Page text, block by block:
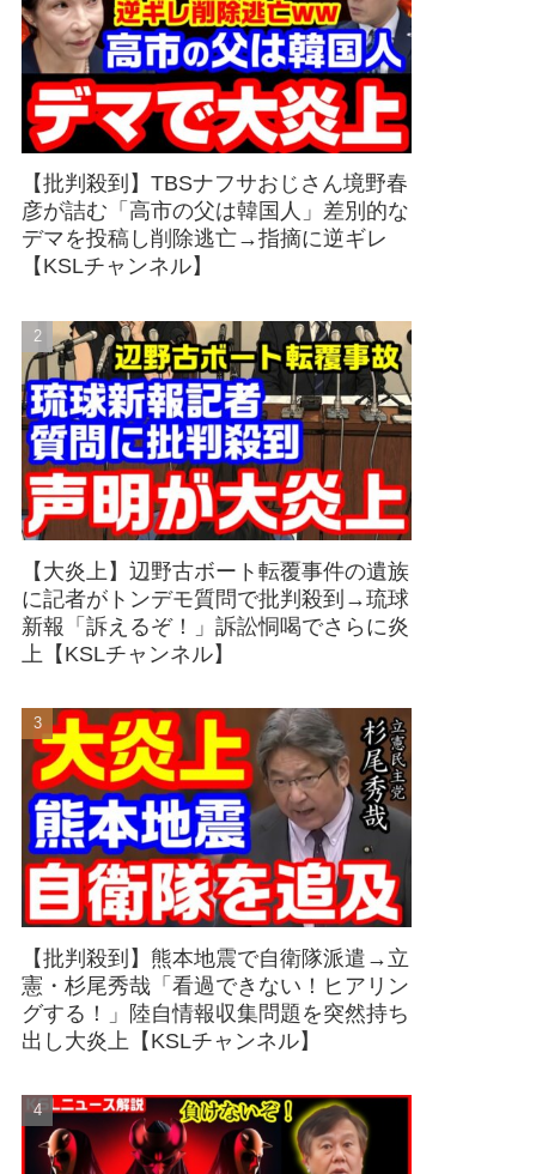
【批判殺到】TBSナフサおじさん境野春
彦が詰む「高市の父は韓国人」差別的な
デマを投稿し削除逃亡→指摘に逆ギレ
【KSLチャンネル】
【大炎上】辺野古ボート転覆事件の遺族
に記者がトンデモ質問で批判殺到→琉球
新報「訴えるぞ！」訴訟恫喝でさらに炎
上【KSLチャンネル】
【批判殺到】熊本地震で自衛隊派遣→立
憲・杉尾秀哉「看過できない！ヒアリン
グする！」陸自情報収集問題を突然持ち
出し大炎上【KSLチャンネル】